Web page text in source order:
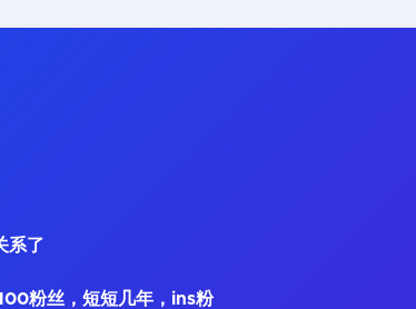
系了
粉丝，短短几年，ins粉